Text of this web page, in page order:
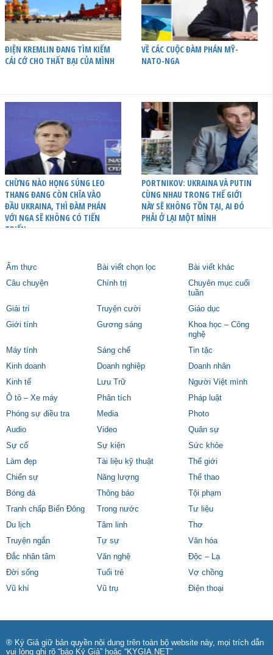
ĐIỆN KREMLIN ĐANG TÌM KIẾM
CÁI CỚ CHO THẤT BẠI CỦA MÌNH
VỀ CÁC CUỘC ĐÀM PHÁN MỸ-
NATO-NGA
CHỪNG NÀO HỌNG SÚNG LEO
THANG ĐANG CÒN CHĨA VÀO
ĐẦU UKRAINA, THÌ ĐÀM PHÁN
VỚI NGA SẼ KHÔNG CÓ TIẾN
TRIỂN
PORTNIKOV: UKRAINA VÀ PUTIN
CÙNG NHAU TRONG THẾ GIỚI
NÀY SẼ KHÔNG TỒN TẠI, AI ĐÓ
PHẢI Ở LẠI MỘT MÌNH
Ẩm thực Bài viết chọn lọc
Bài viết khác
Câu chuyện
Chính trị
Chuyên mục cuối
tuần
Giải trí
Truyện cười
Giáo dục
Giới tính
Gương sáng
Khoa học – Công
nghệ
Máy tính
Sáng chế
Tin tặc
Kinh doanh
Doanh nghiệp
Doanh nhân
Kinh tế
Lưu Trữ
Người Việt mình
Ô tô – Xe máy
Phân tích
Pháp luật
Phóng sự điều tra
Media
Photo
Audio
Video
Quân sự
Sự cố
Sự kiện
Sức khỏe
Làm đẹp
Tài liệu kỹ thuật
Thế giới
Chiến sự
Năng lượng
Thể thao
Bóng đá
Thông báo
Tội phạm
Tranh chấp Biển Đông
Trong nước
Tư liệu
Du lịch
Tâm linh
Thơ
Truyện ngắn
Tự sự
Văn hóa
Đắc nhân tâm
Văn nghệ
Độc – Lạ
Đời sống
Tuổi trẻ
Vợ chồng
Vũ khí
Vũ trụ Điện thoại
® Ký Giả giữ bản quyền nội dung trên toàn bộ website này, mọi trích dẫn
vui lòng ghi rõ “báo Ký Giả” hoặc “KYGIA.NET”